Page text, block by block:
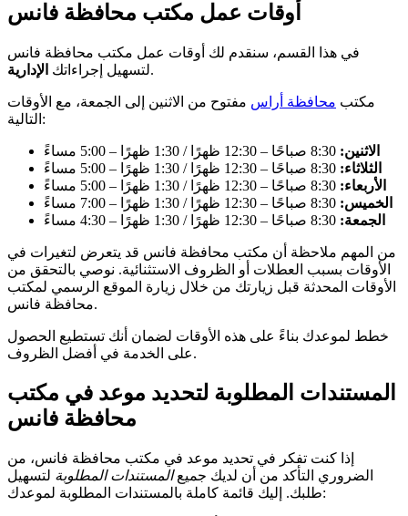
أوقات عمل مكتب محافظة فانس
في هذا القسم، سنقدم لك أوقات عمل مكتب محافظة فانس
لتسهيل إجراءاتك الإدارية .
مكتب محافظة أراس مفتوح من الاثنين إلى الجمعة، مع الأوقات
التالية:
الاثنين:
الثلاثاء:
الأربعاء:
الخميس:
الجمعة:
من المهم ملاحظة أن مكتب محافظة فانس قد يتعرض لتغيرات في
الأوقات بسبب العطلات أو الظروف الاستثنائية. نوصي بالتحقق من
الأوقات المحدثة قبل زيارتك من خلال زيارة الموقع الرسمي لمكتب
محافظة فانس.
خطط لموعدك بناءً على هذه الأوقات لضمان أنك تستطيع الحصول
على الخدمة في أفضل الظروف.
المستندات المطلوبة لتحديد موعد في مكتب
محافظة فانس
إذا كنت تفكر في تحديد موعد في مكتب محافظة فانس، من
الضروري التأكد من أن لديك جميعالمستندات المطلوبة لتسهيل
طلبك. إليك قائمة كاملة بالمستندات المطلوبة لموعدك: